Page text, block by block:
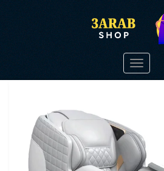
Toggle
navigation